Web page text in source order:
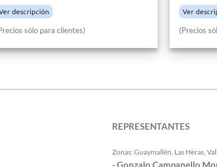
descripción
sólo para clientes)
Ver
(Precios
REPRESENTANTES
Zonas: Guaymallén, Las Heras,